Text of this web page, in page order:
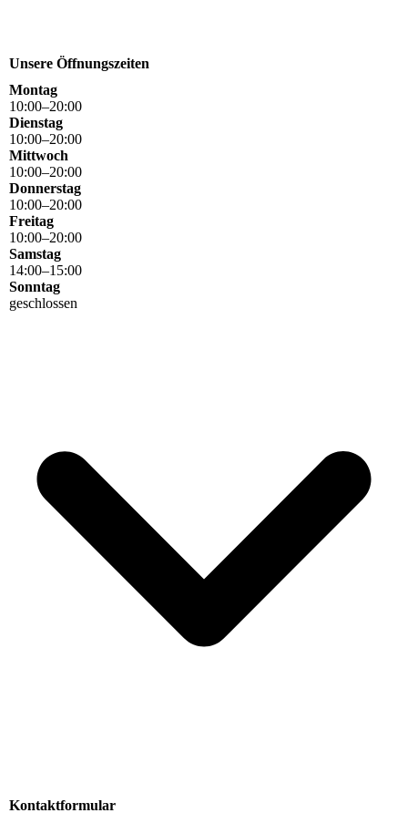
Unsere Öffnungszeiten
Montag
10:00–20:00
Dienstag
10:00–20:00
Mittwoch
10:00–20:00
Donnerstag
10:00–20:00
Freitag
10:00–20:00
Samstag
14:00–15:00
Sonntag
geschlossen
Kontaktformular